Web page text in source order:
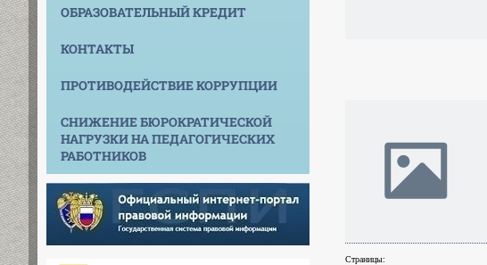
ОБРАЗОВАТЕЛЬНЫЙ КРЕДИТ
КОНТАКТЫ
ПРОТИВОДЕЙСТВИЕ КОРРУПЦИИ
СНИЖЕНИЕ БЮРОКРАТИЧЕСКОЙ
НАГРУЗКИ НА ПЕДАГОГИЧЕСКИХ
РАБОТНИКОВ
Страницы: